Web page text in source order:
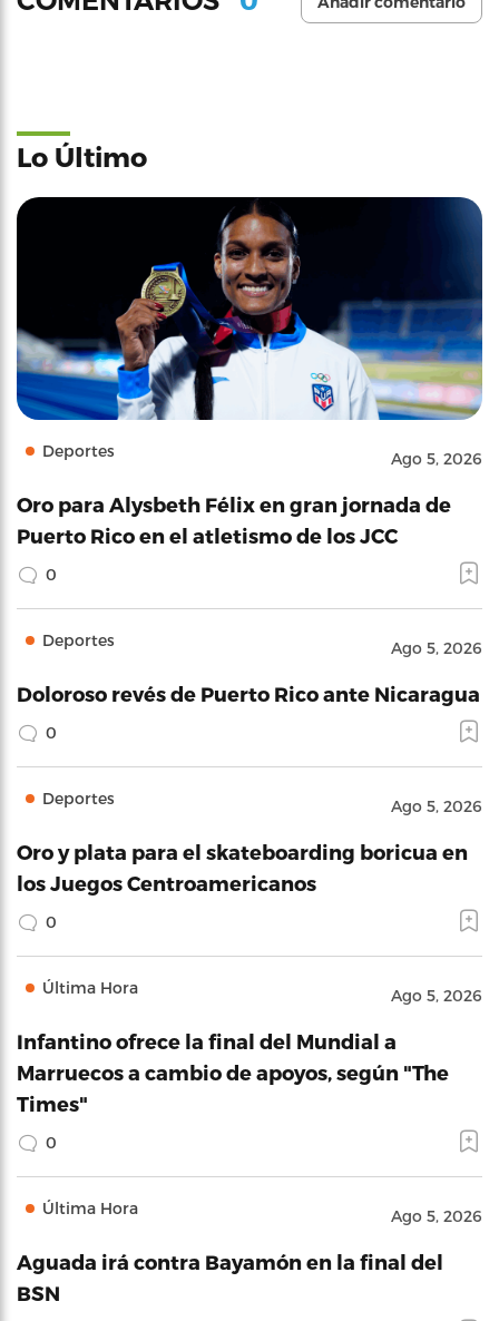
Lo Último
Deportes Ago 5, 2026
Oro para Alysbeth Félix en gran jornada de
Puerto Rico en el atletismo de los JCC
0
Deportes Ago 5, 2026
Doloroso revés de Puerto Rico ante Nicaragua
0
Deportes Ago 5, 2026
Oro y plata para el skateboarding boricua en
los Juegos Centroamericanos
0
Última Hora Ago 5, 2026
Infantino ofrece la final del Mundial a
Marruecos a cambio de apoyos, según "The
Times"
0
Última Hora Ago 5, 2026
Aguada irá contra Bayamón en la final del
BSN